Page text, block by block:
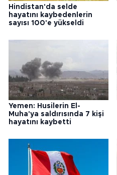
Hindistan'da selde
hayatını kaybedenlerin
sayısı 100'e yükseldi
Yemen: Husilerin El-
Muha'ya saldırısında 7 kişi
hayatını kaybetti